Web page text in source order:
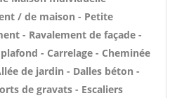
/ de maison - Petite
- Ravalement de façade -
- Carrelage - Cheminée
de jardin - Dalles béton -
de gravats - Escaliers